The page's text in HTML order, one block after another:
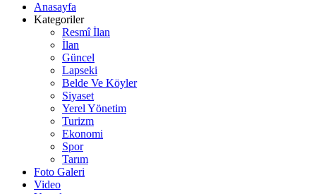
Anasayfa
Kategoriler
Resmî İlan
İlan
Güncel
Lapseki
Belde Ve Köyler
Siyaset
Yerel Yönetim
Turizm
Ekonomi
Spor
Tarım
Foto Galeri
Video